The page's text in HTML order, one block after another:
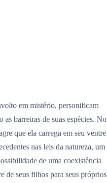
em mistério, personificam
barreiras de suas espécies. No
que ela carrega em seu ventre
nas leis da natureza, um
de uma coexistência
de seus filhos para seus próprios